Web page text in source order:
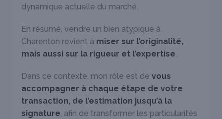
dynamique actuelle du marché.
En résumé, vendre un bien atypique à
Charenton revient à miser sur l’originalité,
mais aussi sur la rigueur et l’expertise.
Dans ce contexte, mon rôle est devous
accompagner à chaque étape de votre
transaction, de l’estimation jusqu’à la
signature, afin de transformer les particularités